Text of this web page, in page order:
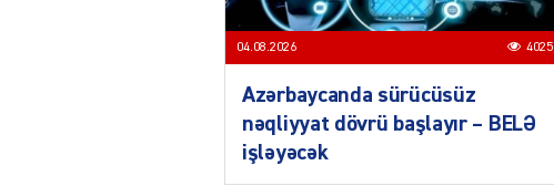
04.08.2026 4025
Azərbaycanda sürücüsüz
nəqliyyat dövrü başlayır – BELƏ
işləyəcək